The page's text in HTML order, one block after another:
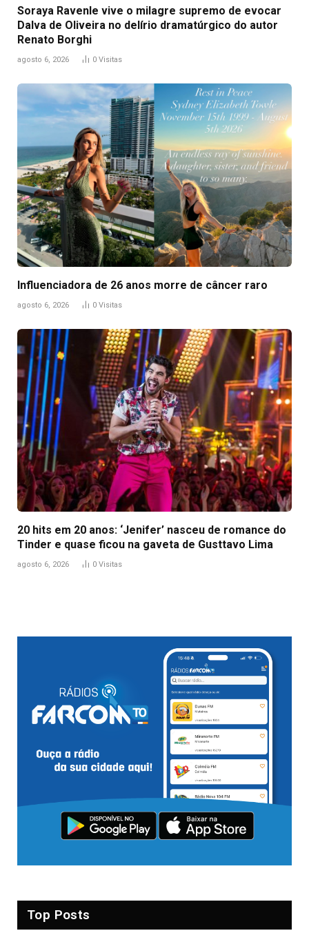
Soraya Ravenle vive o milagre supremo de evocar
Dalva de Oliveira no delírio dramatúrgico do autor
Renato Borghi
agosto 6, 2026 0 Visitas
Influenciadora de 26 anos morre de câncer raro
agosto 6, 2026 0 Visitas
20 hits em 20 anos: ‘Jenifer’ nasceu de romance do
Tinder e quase ficou na gaveta de Gusttavo Lima
agosto 6, 2026 0 Visitas
Top Posts